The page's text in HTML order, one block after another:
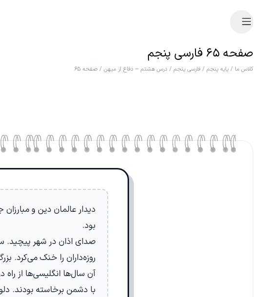
صفحه ۶۵ فارسی پنجم
کلاس ما / پایه پنجم / فارسی پنجم / درس هشتم – دفاع از میهن / صفحه ۶۵
دیدار عالمان دین و
بود.
صدای اذان در شهر پیچید.
روزه‌داران را خنک می‌کرد.
آن سال‌ها انگلیسی‌ها از
با دشمن برخاسته بودند.